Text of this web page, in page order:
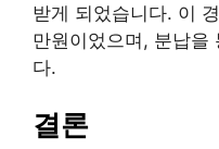
받게 되었습니다. 이
만원이었으며, 분납을
다.
결론